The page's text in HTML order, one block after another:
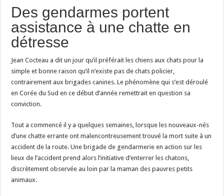
Des gendarmes portent
assistance à une chatte en
détresse
Jean Cocteau a dit un jour qu’il préférait les chiens aux chats pour la
simple et bonne raison qu’il n’existe pas de chats policier,
contrairement aux brigades canines. Le phénomène qui s’est déroulé
en Corée du Sud en ce début d’année remettrait en question sa
conviction.
Tout a commencé il y a quelques semaines, lorsque les nouveaux-nés
d’une chatte errante ont malencontreusement trouvé la mort suite à un
accident de la route. Une brigade de gendarmerie en action sur les
lieux de l’accident prend alors l’initiative d’enterrer les chatons,
discrètement observée au loin par la maman des pauvres petits
animaux.